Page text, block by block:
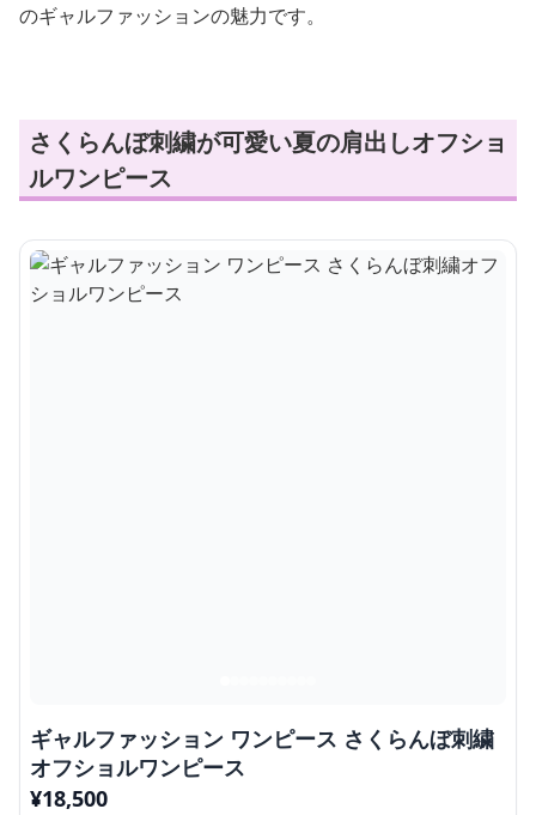
のギャルファッションの魅力です。
さくらんぼ刺繍が可愛い夏の肩出しオフショ
ルワンピース
ギャルファッション ワンピース さくらんぼ刺繍
オフショルワンピース
¥18,500